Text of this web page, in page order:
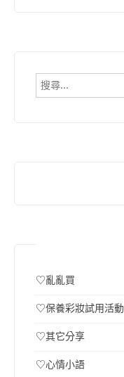
搜
♡亂亂買
♡保養彩妝試用活動
♡其它分享
♡心情小語